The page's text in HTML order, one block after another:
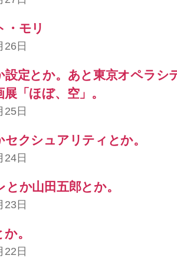
・モリ
26日
設定とか。あと東京オペラシ
「ほぼ、空」。
25日
セクシュアリティとか。
24日
とか山田五郎とか。
23日
。
22日